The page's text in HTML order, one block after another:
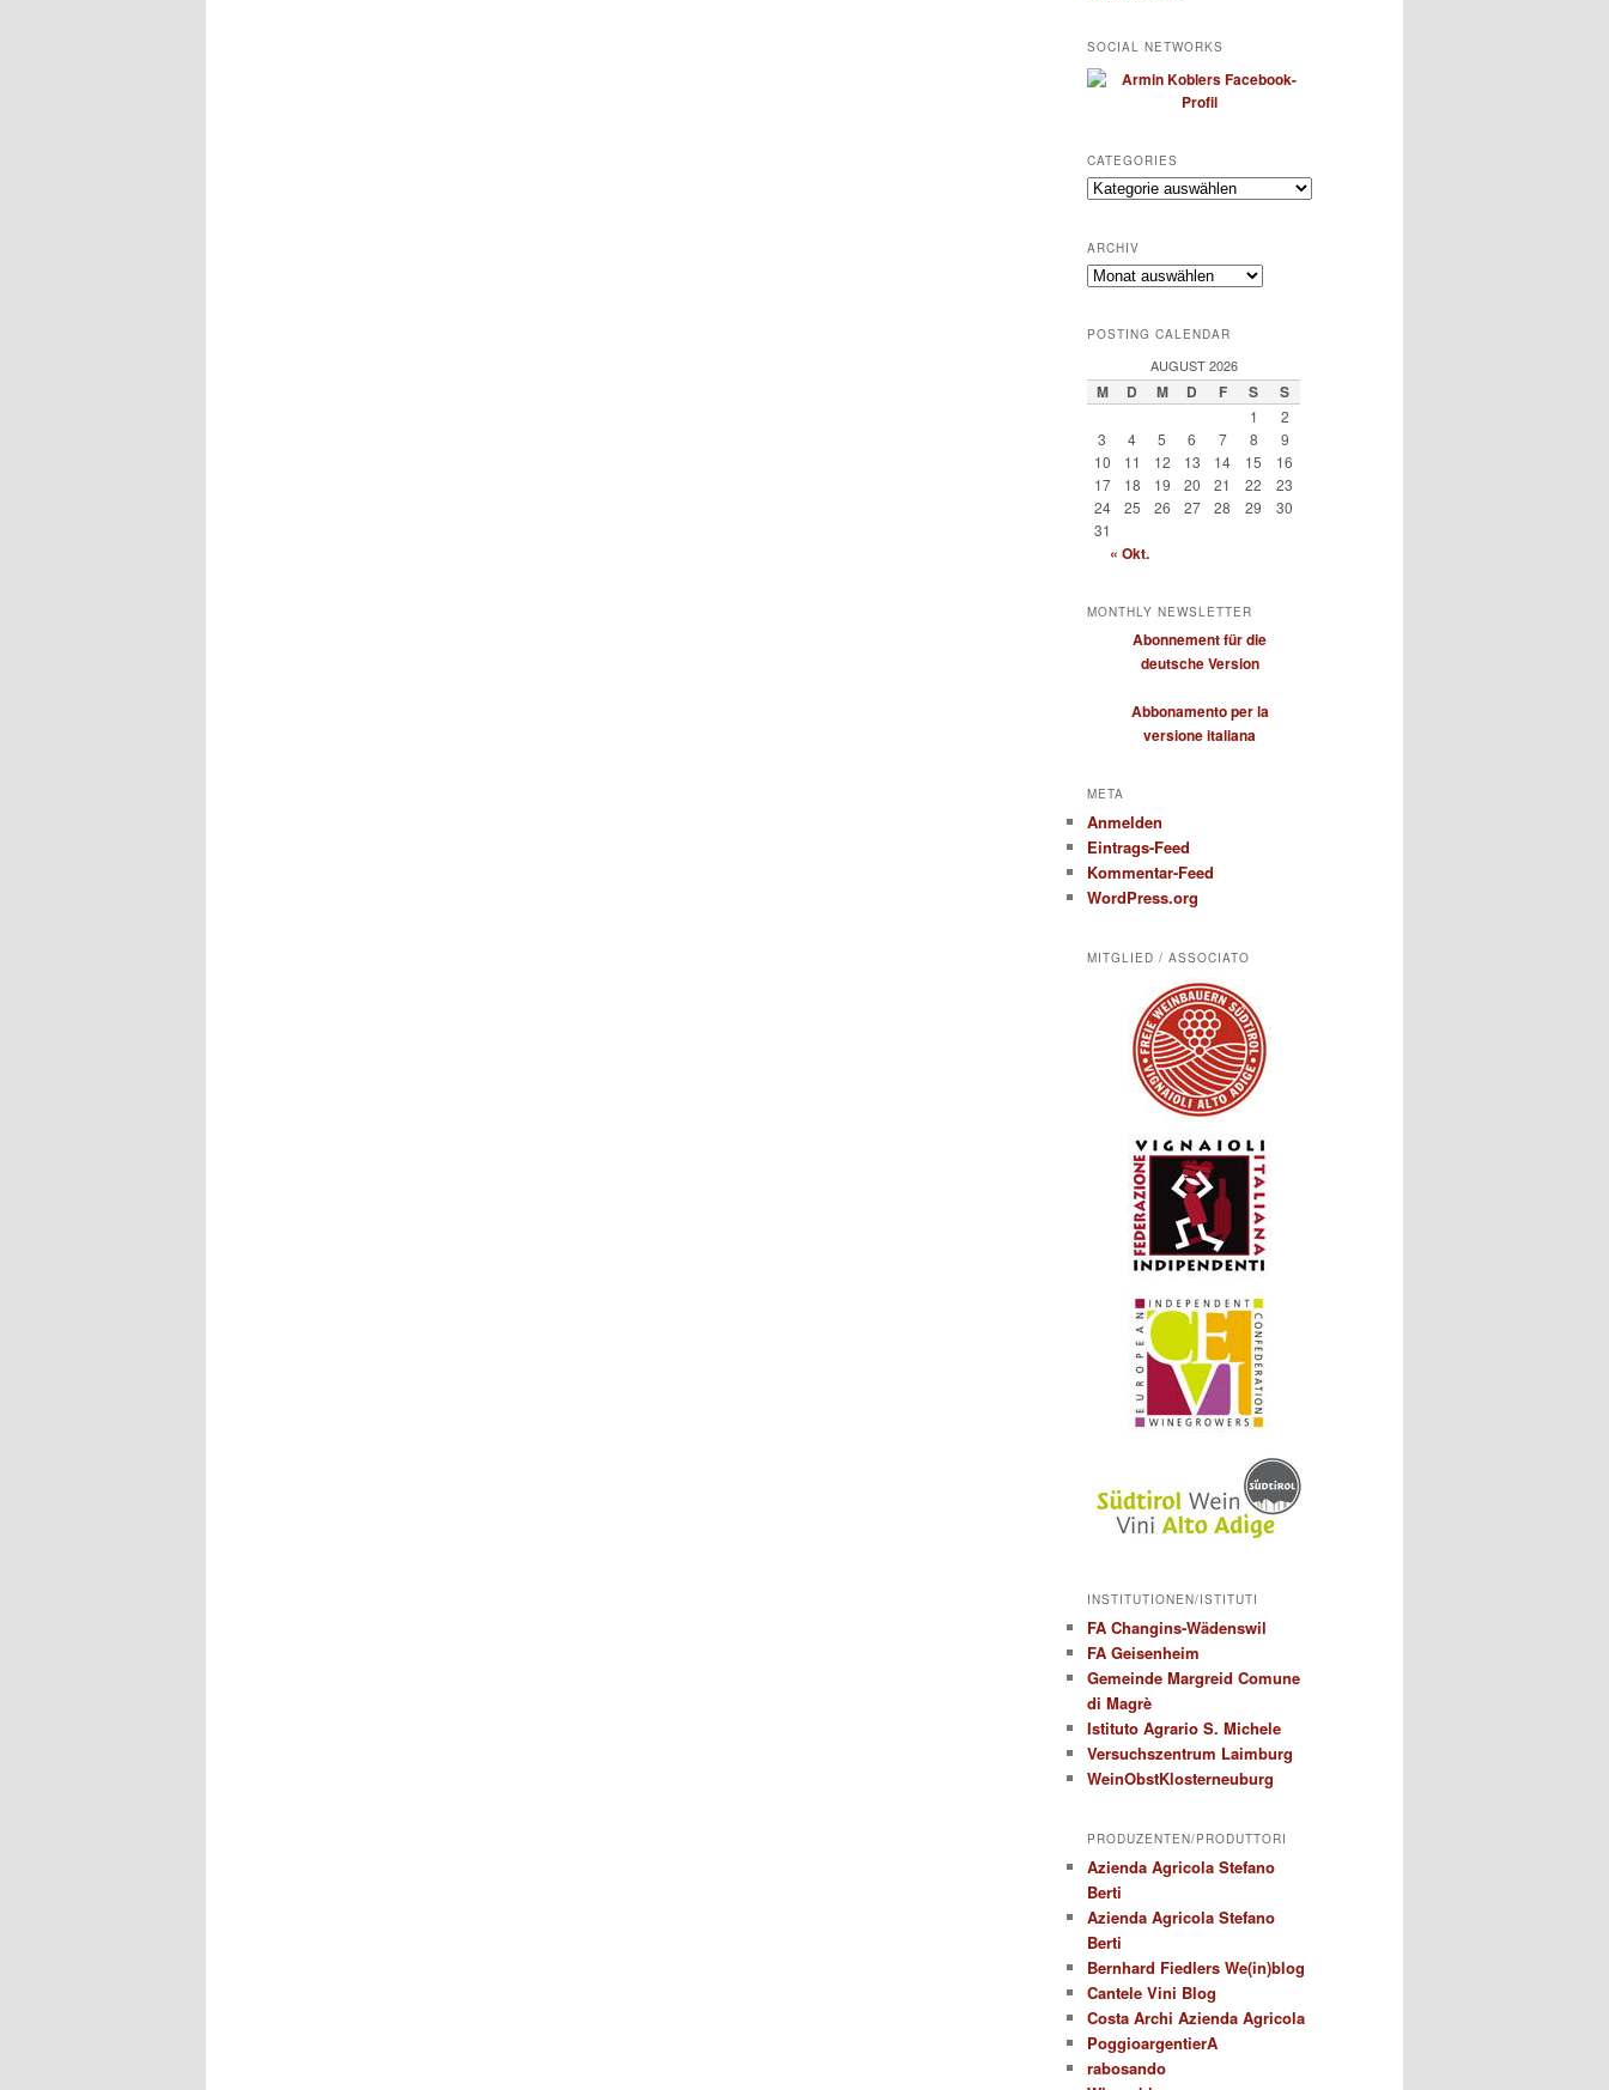
SOCIAL NETWORKS
CATEGORIES
Categories
ARCHIV
Archiv
POSTING CALENDAR
AUGUST 2026
M D M D F S S
1
2
3
4 5 6 7 8
9
10
11 12 13 14 15
16
17
18 19 20 21 22
23
24
25 26 27 28 29
30
31
« Okt.
MONTHLY NEWSLETTER
Abonnement für die
deutsche Version
Abbonamento per la
versione italiana
META
Anmelden
Eintrags-Feed
Kommentar-Feed
WordPress.org
MITGLIED / ASSOCIATO
INSTITUTIONEN/ISTITUTI
FA Changins-Wädenswil
FA Geisenheim
Gemeinde Margreid Comune
di Magrè
Istituto Agrario S. Michele
Versuchszentrum Laimburg
WeinObstKlosterneuburg
PRODUZENTEN/PRODUTTORI
Azienda Agricola Stefano
Berti
Azienda Agricola Stefano
Berti
Bernhard Fiedlers We(in)blog
Cantele Vini Blog
Costa Archi Azienda Agricola
PoggioargentierA
rabosando